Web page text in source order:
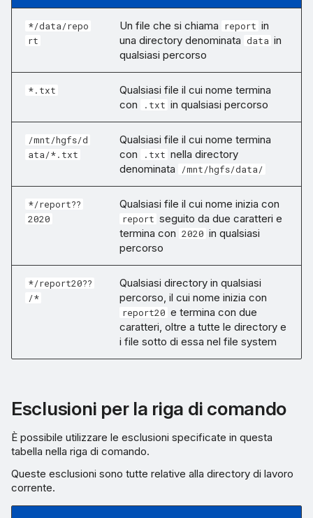
*/data/repo
rt
Un file che si chiama report in
una directory denominata data in
qualsiasi percorso
*.txt
Qualsiasi file il cui nome termina
con
.txt in qualsiasi percorso
/mnt/hgfs/d
ata/*.txt
Qualsiasi file il cui nome termina
con
.txt nella directory
denominata
/mnt/hgfs/data/
*/report??
2020
Qualsiasi file il cui nome inizia con
report seguito da due caratteri e
termina con 2020 in qualsiasi
percorso
*/report20??
/*
Qualsiasi directory in qualsiasi
percorso, il cui nome inizia con
report20 e termina con due
caratteri, oltre a tutte le directory e
i file sotto di essa nel file system
Esclusioni per la riga di comando
È possibile utilizzare le esclusioni specificate in questa
tabella nella riga di comando.
Queste esclusioni sono tutte relative alla directory di lavoro
corrente.